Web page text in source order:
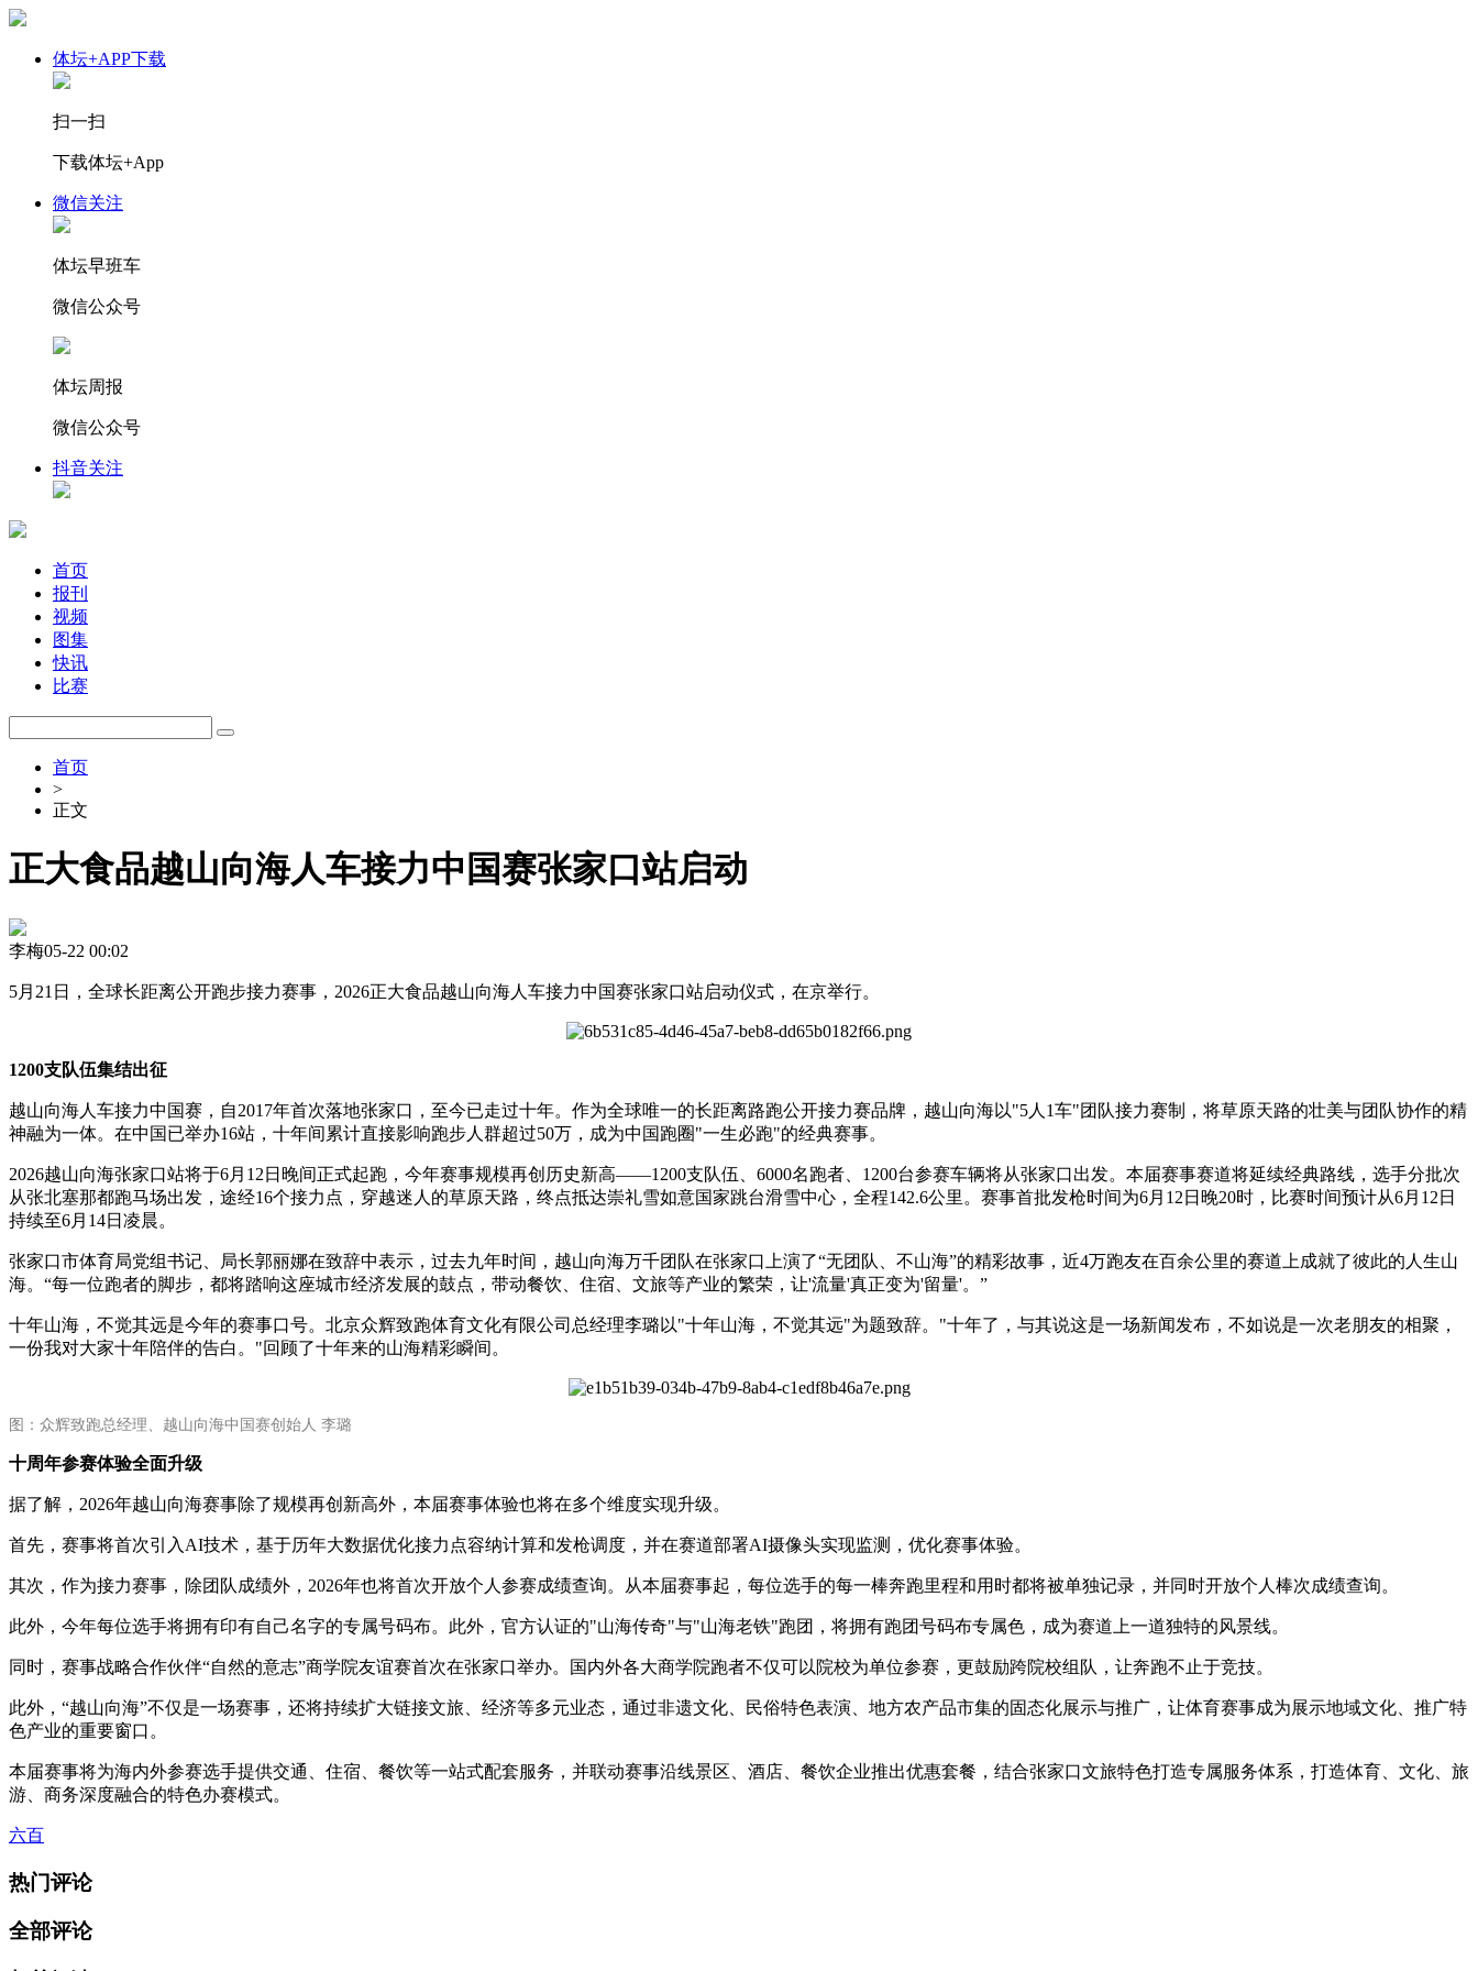
体坛+APP下载
扫一扫
下载体坛+App
微信关注
体坛早班车
微信公众号
体坛周报
微信公众号
抖音关注
首页
报刊
视频
图集
快讯
比赛
首页
>
正文
正大食品越山向海人车接力中国赛张家口站启动
李梅05-22 00:02
5月21日，全球长距离公开跑步接力赛事，2026正大食品越山向海人车接力中国赛张家口站启动仪式，在京举行。
1200支队伍集结出征
越山向海人车接力中国赛，自2017年首次落地张家口，至今已走过十年。作为全球唯一的长距离路跑公开接力赛品牌，越山向海以"5人1车"团队接力赛制，将草原天路的壮美与团队协作的精
神融为一体。在中国已举办16站，十年间累计直接影响跑步人群超过50万，成为中国跑圈"一生必跑"的经典赛事。
2026越山向海张家口站将于6月12日晚间正式起跑，今年赛事规模再创历史新高——1200支队伍、6000名跑者、1200台参赛车辆将从张家口出发。本届赛事赛道将延续经典路线，选手分批次
从张北塞那都跑马场出发，途经16个接力点，穿越迷人的草原天路，终点抵达崇礼雪如意国家跳台滑雪中心，全程142.6公里。赛事首批发枪时间为6月12日晚20时，比赛时间预计从6月12日
持续至6月14日凌晨。
张家口市体育局党组书记、局长郭丽娜在致辞中表示，过去九年时间，越山向海万千团队在张家口上演了“无团队、不山海”的精彩故事，近4万跑友在百余公里的赛道上成就了彼此的人生山
海。“每一位跑者的脚步，都将踏响这座城市经济发展的鼓点，带动餐饮、住宿、文旅等产业的繁荣，让'流量'真正变为'留量'。”
十年山海，不觉其远是今年的赛事口号。北京众辉致跑体育文化有限公司总经理李璐以"十年山海，不觉其远"为题致辞。"十年了，与其说这是一场新闻发布，不如说是一次老朋友的相聚，
一份我对大家十年陪伴的告白。"回顾了十年来的山海精彩瞬间。
图：众辉致跑总经理、越山向海中国赛创始人 李璐
十周年参赛体验全面升级
据了解，2026年越山向海赛事除了规模再创新高外，本届赛事体验也将在多个维度实现升级。
首先，赛事将首次引入AI技术，基于历年大数据优化接力点容纳计算和发枪调度，并在赛道部署AI摄像头实现监测，优化赛事体验。
其次，作为接力赛事，除团队成绩外，2026年也将首次开放个人参赛成绩查询。从本届赛事起，每位选手的每一棒奔跑里程和用时都将被单独记录，并同时开放个人棒次成绩查询。
此外，今年每位选手将拥有印有自己名字的专属号码布。此外，官方认证的"山海传奇"与"山海老铁"跑团，将拥有跑团号码布专属色，成为赛道上一道独特的风景线。
同时，赛事战略合作伙伴“自然的意志”商学院友谊赛首次在张家口举办。国内外各大商学院跑者不仅可以院校为单位参赛，更鼓励跨院校组队，让奔跑不止于竞技。
此外，“越山向海”不仅是一场赛事，还将持续扩大链接文旅、经济等多元业态，通过非遗文化、民俗特色表演、地方农产品市集的固态化展示与推广，让体育赛事成为展示地域文化、推广特
色产业的重要窗口。
本届赛事将为海内外参赛选手提供交通、住宿、餐饮等一站式配套服务，并联动赛事沿线景区、酒店、餐饮企业推出优惠套餐，结合张家口文旅特色打造专属服务体系，打造体育、文化、旅
游、商务深度融合的特色办赛模式。
六百
热门评论
全部评论